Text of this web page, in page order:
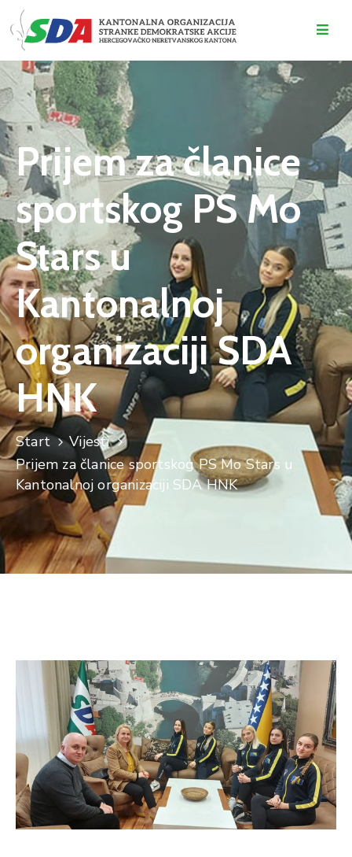
O
NAMA
DOGAĐAJI
VIJESTI
KONTAKT
Prijem za članice
sportskog PS Mo
Stars u
Kantonalnoj
organizaciji SDA
HNK
Start
Vijesti
Prijem za članice sportskog PS Mo Stars u
Kantonalnoj organizaciji SDA HNK